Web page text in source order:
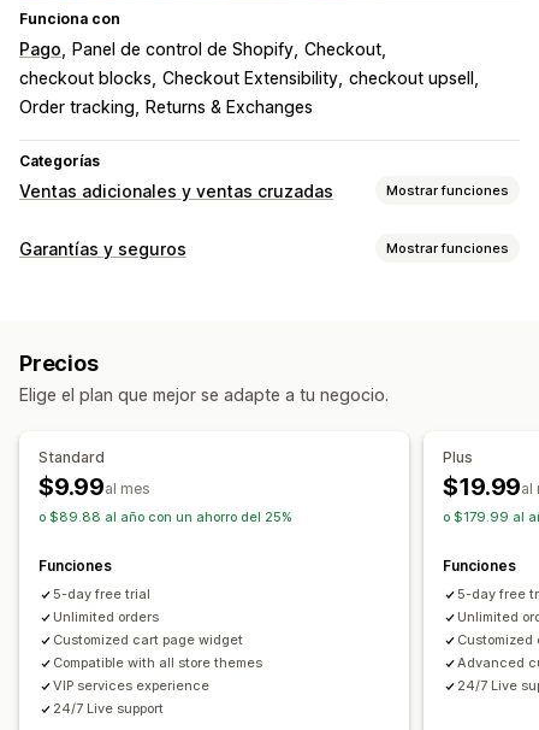
Funciona con
Pago Panel de control de Shopify Checkout
checkout blocks Checkout Extensibility checkout upsell
Order tracking
Returns & Exchanges
Categorías
Ventas adicionales y ventas cruzadas Mostrar funciones
Personalización
Protección de los envíos
Informes y estadísticas
Rendimiento del embudo
Garantías y seguros Mostrar funciones
Embalajes dañados
Precios según porcentaje
Suscripción automática
Widget personalizado
Promoción de marca personalizada
Portal de reclamos
Panel de control de reclamos
Notificaciones de correo electrónico
Precios
Elige el plan que mejor se adapte a tu negocio.
Standard
$9.99al mes
o $89.88 al año con un ahorro del 25%
Funciones
5-day free trial
Unlimited orders
Customized cart page widget
Compatible with all store themes
VIP services experience
24/7 Live support
Plus
$19.99al
o $179.99 al
Funciones
5-day free
Unlimited
Advanced
24/7 Live